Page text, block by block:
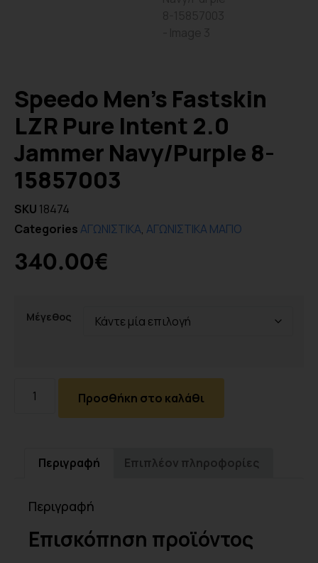
Speedo Men’s Fastskin
LZR Pure Intent 2.0
Jammer Navy/Purple 8-
15857003
SKU 18474
CategoriesΑΓΩΝΙΣΤΙΚΑ, ΑΓΩΝΙΣΤΙΚΑ ΜΑΓΙΟ
340.00€
Μέγεθος
Προσθήκη στο καλάθι
Περιγραφή Επιπλέον πληροφορίες
Περιγραφή
Επισκόπηση προϊόντος